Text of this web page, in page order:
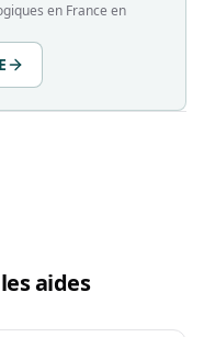
en France en
aides